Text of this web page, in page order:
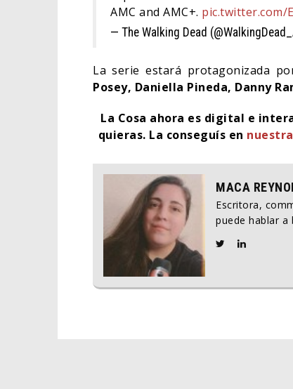
AMC and AMC+. pic.twitter.com/
— The Walking Dead
La serie estará protagonizada
Posey, Daniella Pineda, Danny
La Cosa ahora es digital e
quieras. La conseguís en
MACA
Escritora,
puede hablar a